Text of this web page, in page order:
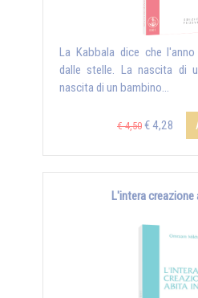
La Kabbala dice che
dalle stelle. La nascita di
nascita di un bambino...
€ 4,50 € 4,28
L'intera